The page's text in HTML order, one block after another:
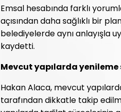
Emsal hesabında farklı
açısından daha sağlıklı bir
belediyelerde aynı anlayışla
kaydetti.
Mevcut yapılarda
Hakan Alaca, mevcut
tarafından dikkatle takip